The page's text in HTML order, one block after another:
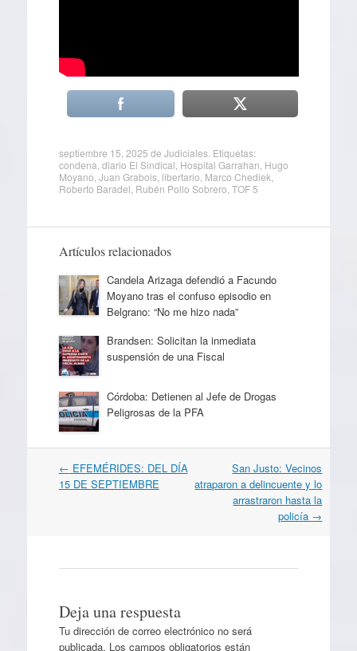
septiembre 15, 2025 de Judiciales. Etiquetas:
condena diario El Sindical Hospital Garrahan Hugo
Moyano Juan Grabois, libertario Marco Chediek
Roberto Baradel Rubén Pollo Sobrero TOF 5
Artículos relacionados
Candela Arizaga defendió a Facundo
Moyano tras el confuso episodio en
Belgrano: “No me hizo nada”
Brandsen: Solicitan la inmediata
suspensión de una Fiscal
Córdoba: Detienen al Jefe de Drogas
Peligrosas de la PFA
Navegación
por
← EFEMÉRIDES: DEL DÍA
15 DE SEPTIEMBRE
San Justo: Vecinos
atraparon a delincuente y lo
arrastraron hasta la
policía →
Deja una respuesta
Tu dirección de correo electrónico no será
publicada. Los campos obligatorios están